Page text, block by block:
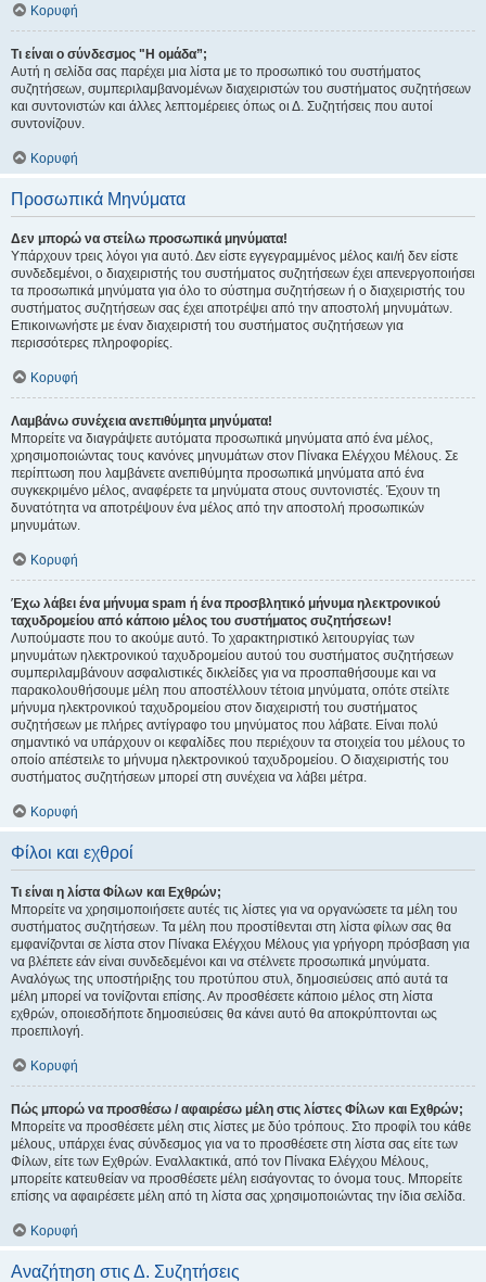
Κορυφή
Τι είναι ο σύνδεσμος "Η ομάδα”;
Αυτή η σελίδα σας παρέχει μια λίστα με το προσωπικό του συστήματος
συζητήσεων, συμπεριλαμβανομένων διαχειριστών του συστήματος συζητήσεων
και συντονιστών και άλλες λεπτομέρειες όπως οι Δ. Συζητήσεις που αυτοί
συντονίζουν.
Κορυφή
Προσωπικά Μηνύματα
Δεν μπορώ να στείλω προσωπικά μηνύματα!
Υπάρχουν τρεις λόγοι για αυτό. Δεν είστε εγγεγραμμένος μέλος και/ή δεν είστε
συνδεδεμένοι, ο διαχειριστής του συστήματος συζητήσεων έχει απενεργοποιήσει
τα προσωπικά μηνύματα για όλο το σύστημα συζητήσεων ή ο διαχειριστής του
συστήματος συζητήσεων σας έχει αποτρέψει από την αποστολή μηνυμάτων.
Επικοινωνήστε με έναν διαχειριστή του συστήματος συζητήσεων για
περισσότερες πληροφορίες.
Κορυφή
Λαμβάνω συνέχεια ανεπιθύμητα μηνύματα!
Μπορείτε να διαγράψετε αυτόματα προσωπικά μηνύματα από ένα μέλος,
χρησιμοποιώντας τους κανόνες μηνυμάτων στον Πίνακα Ελέγχου Μέλους. Σε
περίπτωση που λαμβάνετε ανεπιθύμητα προσωπικά μηνύματα από ένα
συγκεκριμένο μέλος, αναφέρετε τα μηνύματα στους συντονιστές. Έχουν τη
δυνατότητα να αποτρέψουν ένα μέλος από την αποστολή προσωπικών
μηνυμάτων.
Κορυφή
Έχω λάβει ένα μήνυμα spam ή ένα προσβλητικό μήνυμα ηλεκτρονικού
ταχυδρομείου από κάποιο μέλος του συστήματος συζητήσεων!
Λυπούμαστε που το ακούμε αυτό. Το χαρακτηριστικό λειτουργίας των
μηνυμάτων ηλεκτρονικού ταχυδρομείου αυτού του συστήματος συζητήσεων
συμπεριλαμβάνουν ασφαλιστικές δικλείδες για να προσπαθήσουμε και να
παρακολουθήσουμε μέλη που αποστέλλουν τέτοια μηνύματα, οπότε στείλτε
μήνυμα ηλεκτρονικού ταχυδρομείου στον διαχειριστή του συστήματος
συζητήσεων με πλήρες αντίγραφο του μηνύματος που λάβατε. Είναι πολύ
σημαντικό να υπάρχουν οι κεφαλίδες που περιέχουν τα στοιχεία του μέλους το
οποίο απέστειλε το μήνυμα ηλεκτρονικού ταχυδρομείου. Ο διαχειριστής του
συστήματος συζητήσεων μπορεί στη συνέχεια να λάβει μέτρα.
Κορυφή
Φίλοι και εχθροί
Τι είναι η λίστα Φίλων και Εχθρών;
Μπορείτε να χρησιμοποιήσετε αυτές τις λίστες για να οργανώσετε τα μέλη του
συστήματος συζητήσεων. Τα μέλη που προστίθενται στη λίστα φίλων σας θα
εμφανίζονται σε λίστα στον Πίνακα Ελέγχου Μέλους για γρήγορη πρόσβαση για
να βλέπετε εάν είναι συνδεδεμένοι και να στέλνετε προσωπικά μηνύματα.
Αναλόγως της υποστήριξης του προτύπου στυλ, δημοσιεύσεις από αυτά τα
μέλη μπορεί να τονίζονται επίσης. Αν προσθέσετε κάποιο μέλος στη λίστα
εχθρών, οποιεσδήποτε δημοσιεύσεις θα κάνει αυτό θα αποκρύπτονται ως
προεπιλογή.
Κορυφή
Πώς μπορώ να προσθέσω / αφαιρέσω μέλη στις λίστες Φίλων και Εχθρών;
Μπορείτε να προσθέσετε μέλη στις λίστες με δύο τρόπους. Στο προφίλ του κάθε
μέλους, υπάρχει ένας σύνδεσμος για να το προσθέσετε στη λίστα σας είτε των
Φίλων, είτε των Εχθρών. Εναλλακτικά, από τον Πίνακα Ελέγχου Μέλους,
μπορείτε κατευθείαν να προσθέσετε μέλη εισάγοντας το όνομα τους. Μπορείτε
επίσης να αφαιρέσετε μέλη από τη λίστα σας χρησιμοποιώντας την ίδια σελίδα.
Κορυφή
Αναζήτηση στις Δ. Συζητήσεις